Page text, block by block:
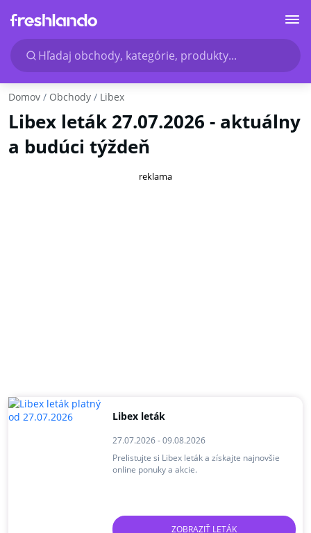
Hľadaj obchody, kategórie, produkty...
Domov Obchody Libex
Libex leták 27.07.2026 - aktuálny
a budúci týždeň
reklama
Libex leták
27.07.2026 - 09.08.2026
Prelistujte si Libex leták a získajte najnovšie
online ponuky a akcie.
ZOBRAZIŤ LETÁK